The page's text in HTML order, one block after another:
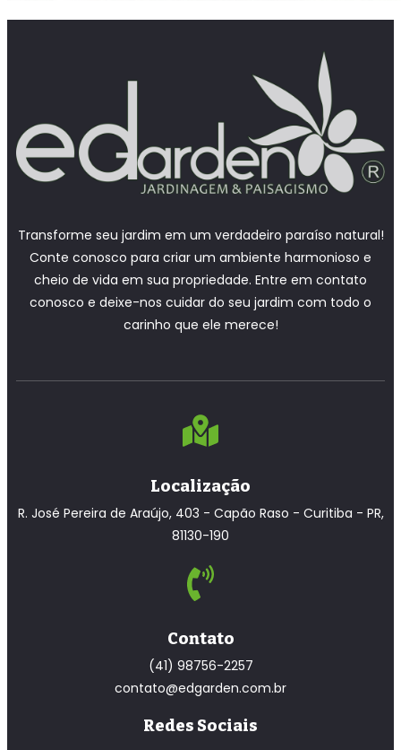
Transforme seu jardim em um verdadeiro paraíso natural!
Conte conosco para criar um ambiente harmonioso e
cheio de vida em sua propriedade. Entre em contato
conosco e deixe-nos cuidar do seu jardim com todo o
carinho que ele merece!
Localização
R. José Pereira de Araújo, 403 - Capão Raso - Curitiba - PR,
81130-190
Contato
(41) 98756-2257
contato@edgarden.com.br
Redes Sociais